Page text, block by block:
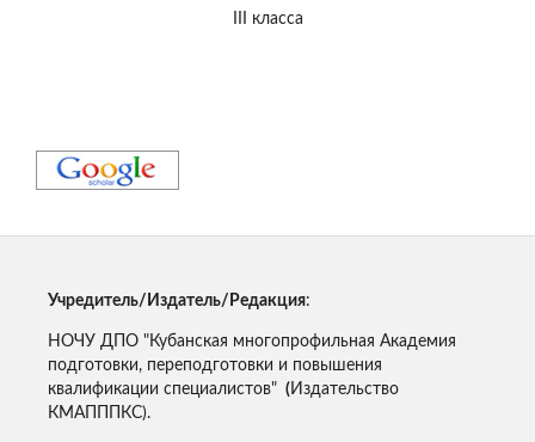
III класса
Учредитель/Издатель/Редакция:
НОЧУ ДПО "Кубанская многопрофильная Академия
подготовки, переподготовки и повышения
квалификации специалистов" (Издательство
КМАПППКС).